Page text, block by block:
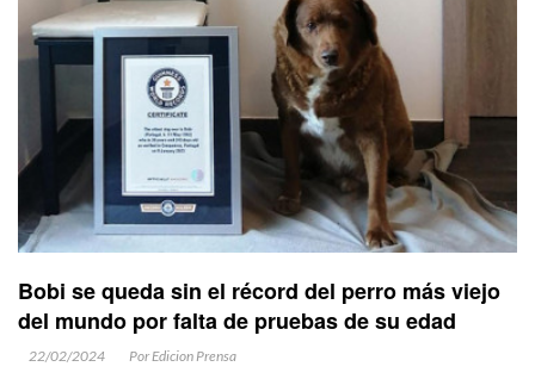
Bobi se queda sin el récord del perro más viejo
del mundo por falta de pruebas de su edad
22/02/2024 Por Edicion Prensa